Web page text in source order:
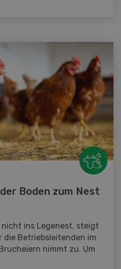
Boden zum Nest
nicht ins Legenest, steigt
Betriebsleitenden im
nimmt zu. Um